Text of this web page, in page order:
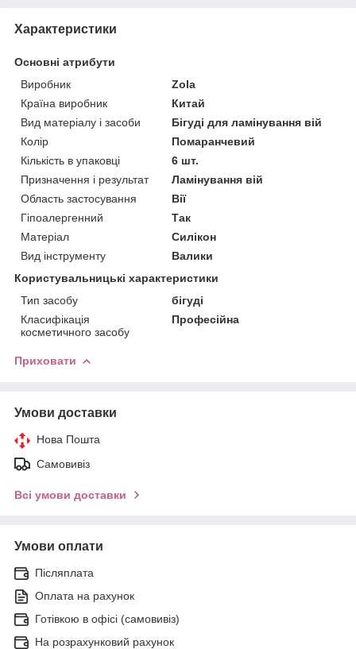
Характеристики
Основні атрибути
Виробник
Zola
Країна виробник
Китай
Вид матеріалу і засоби
Бігуді для ламінування вій
Колір
Помаранчевий
Кількість в упаковці
6 шт.
Призначення і результат
Ламінування вій
Область застосування
Вії
Гіпоалергенний
Так
Матеріал
Силікон
Вид інструменту
Валики
Користувальницькі характеристики
Тип засобу
бігуді
Класифікація
косметичного засобу
Професійна
Приховати
Умови доставки
Нова Пошта
Самовивіз
Всі умови доставки
Умови оплати
Післяплата
Оплата на рахунок
Готівкою в офісі (самовивіз)
На розрахунковий рахунок